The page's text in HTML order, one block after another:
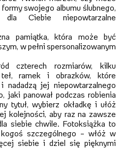
swojego albumu ślubnego,
dla Ciebie niepowtarzalne
pamiątka, która może być
w pełni spersonalizowanym
czterech rozmiarów, kilku
ramek i obrazków, które
jej niepowtarzalnego
jaki panował podczas robienia
tytuł, wybierz okładkę i ułóż
kolejności, aby raz na zawsze
siebie chwile. Fotoksiążka to
szczególnego – włóż w
siebie i dziel się pięknymi